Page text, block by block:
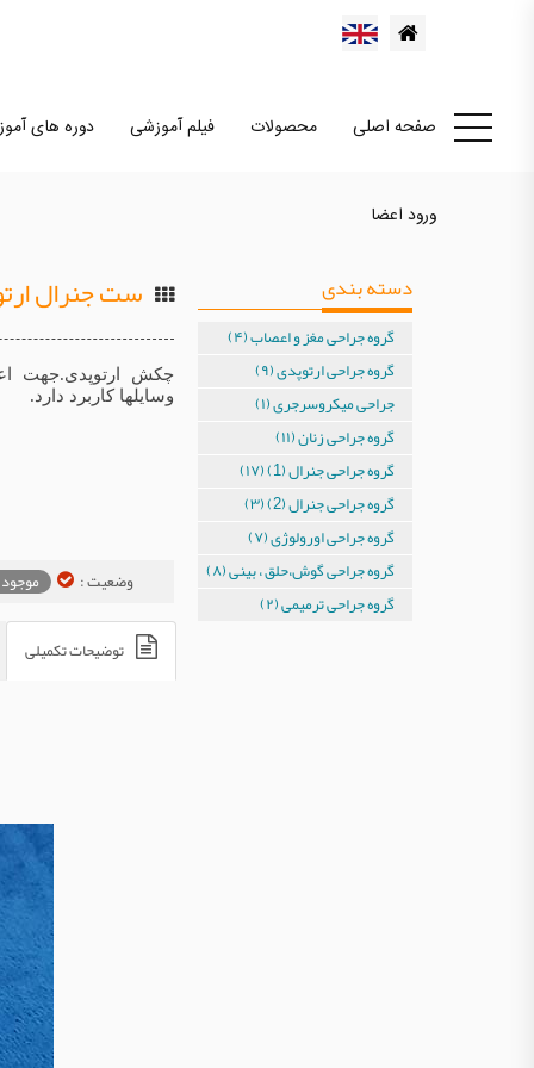
صفحه اصلی محصولات فیلم آموزشی دوره های
ورود اعضا
دسته بندی
گروه جراحی مغز و اعصاب (۴)
گروه جراحی ارتوپدی (۹)
جراحی میکروسرجری (۱)
گروه جراحی زنان (۱۱)
گروه جراحی جنرال (1) (۱۷)
گروه جراحی جنرال (2) (۳)
گروه جراحی اورولوژی (۷)
گروه جراحی گوش،حلق ، بینی (۸)
گروه جراحی ترمیمی (۲)
ست جنرال
چکش ارتوپدی.جهت
وسایلها کاربرد دارد.
وضعیت :
توضیحات تکمیلی